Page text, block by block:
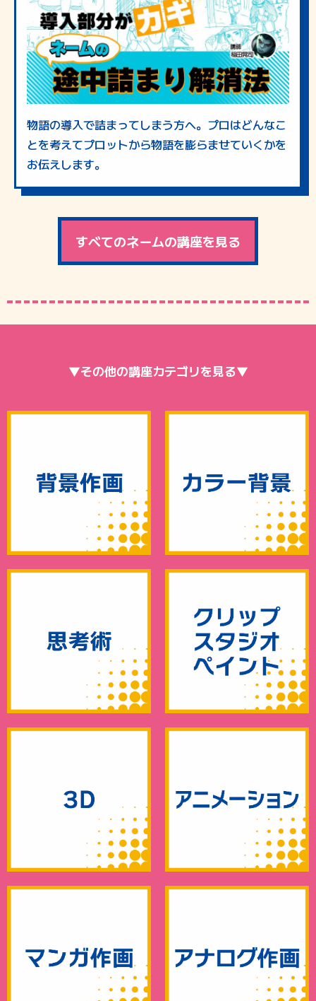
物語の導入で詰まってしまう方へ。プロはどんなこ
とを考えてプロットから物語を膨らませていくかを
お伝えします。
すべてのネームの講座を見る
▼その他の講座カテゴリを見る▼